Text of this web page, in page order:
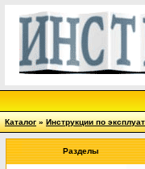
Каталог»Инструкции по
Разделы